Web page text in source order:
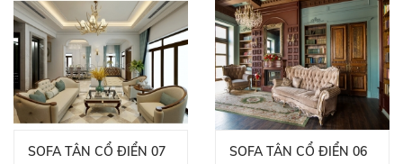
SOFA TÂN CỔ ĐIỂN 07 SOFA TÂN CỔ ĐIỂN 06